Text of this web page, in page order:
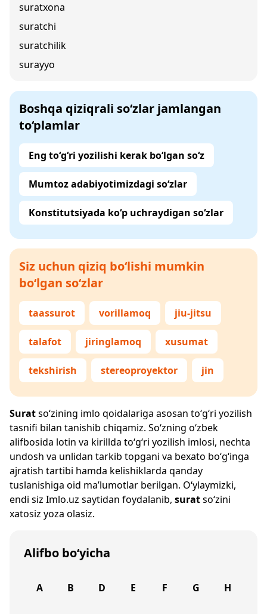
suratxona
suratchi
suratchilik
surayyo
Boshqa qiziqrali so‘zlar jamlangan
to‘plamlar
Eng to‘g‘ri yozilishi kerak bo‘lgan so‘z
Mumtoz adabiyotimizdagi so‘zlar
Konstitutsiyada ko‘p uchraydigan so‘zlar
Siz uchun qiziq bo‘lishi mumkin
bo‘lgan so‘zlar
taassurot vorillamoq jiu-jitsu
talafot jiringlamoq xusumat
tekshirish stereoproyektor jin
Suratso‘zining imlo qoidalariga asosan to‘g‘ri yozilish
tasnifi bilan tanishib chiqamiz. So‘zning o‘zbek
alifbosida lotin va kirillda to‘g‘ri yozilish imlosi, nechta
undosh va unlidan tarkib topgani va bexato bo‘g‘inga
ajratish tartibi hamda kelishiklarda qanday
tuslanishiga oid ma’lumotlar berilgan. O‘ylaymizki,
endi siz Imlo.uz saytidan foydalanib, suratso‘zini
xatosiz yoza olasiz.
Alifbo bo‘yicha
A B D E F G H